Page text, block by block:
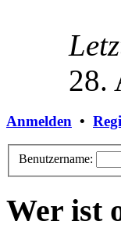
28.
Anmelden •
Benutzername:
Wer ist